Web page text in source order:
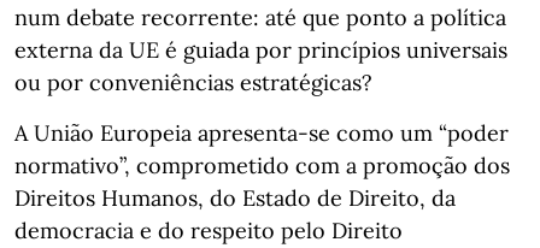
num debate recorrente: até que ponto a política
externa da UE é guiada por princípios universais
ou por conveniências estratégicas?
A União Europeia apresenta-se como um “poder
normativo”, comprometido com a promoção dos
Direitos Humanos, do Estado de Direito, da
democracia e do respeito pelo Direito